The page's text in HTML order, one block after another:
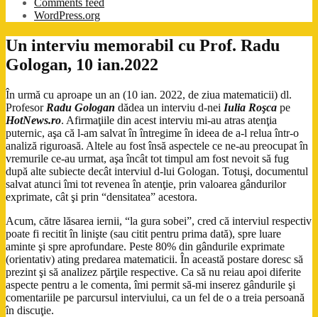
Comments feed
WordPress.org
Un interviu memorabil cu Prof. Radu
Gologan, 10 ian.2022
În urmă cu aproape un an (10 ian. 2022, de ziua matematicii) dl.
Profesor Radu Gologan dădea un interviu d-nei Iulia Roşca pe
HotNews.ro. Afirmaţiile din acest interviu mi-au atras atenţia
puternic, aşa că l-am salvat în întregime în ideea de a-l relua într-o
analiză riguroasă. Altele au fost însă aspectele ce ne-au preocupat în
vremurile ce-au urmat, aşa încât tot timpul am fost nevoit să fug
după alte subiecte decât interviul d-lui Gologan. Totuşi, documentul
salvat atunci îmi tot revenea în atenţie, prin valoarea gândurilor
exprimate, cât şi prin “densitatea” acestora.
Acum, către lăsarea iernii, “la gura sobei”, cred că interviul respectiv
poate fi recitit în linişte (sau citit pentru prima dată), spre luare
aminte şi spre aprofundare. Peste 80% din gândurile exprimate
(orientativ) ating predarea matematicii. În această postare doresc să
prezint şi să analizez părţile respective. Ca să nu reiau apoi diferite
aspecte pentru a le comenta, îmi permit să-mi inserez gândurile şi
comentariile pe parcursul interviului, ca un fel de o a treia persoană
în discuţie.